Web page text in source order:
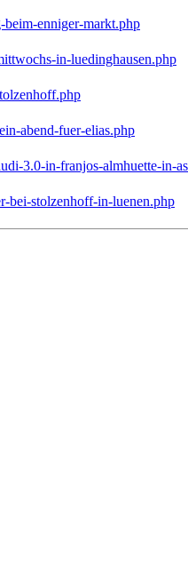
beim-enniger-markt.php
in-luedinghausen.php
abend-fuer-elias.php
3.0-in-franjos-almhuette-in-
bei-stolzenhoff-in-luenen.php